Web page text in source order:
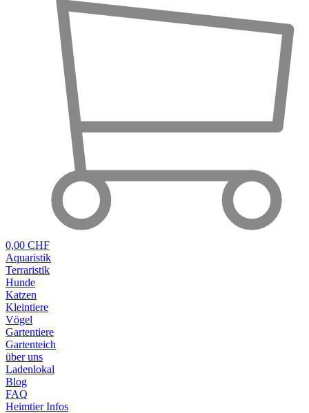
0,00 CHF
Aquaristik
Terraristik
Hunde
Katzen
Kleintiere
Vögel
Gartentiere
Gartenteich
über uns
Ladenlokal
Blog
FAQ
Heimtier Infos